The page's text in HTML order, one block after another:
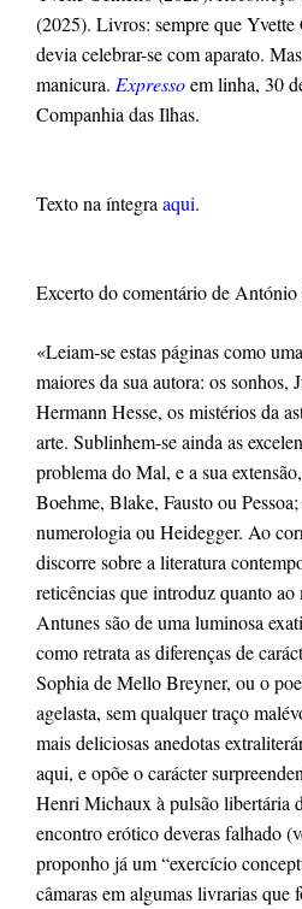
(2025). Livros: sempre que
devia celebrar-se com aparato.
manicura. Expresso em linha, 30
Companhia das Ilhas.
Texto na íntegra aqui.
Excerto do comentário de António
«Leiam-se estas páginas como
maiores da sua autora: os sonhos,
Hermann Hesse, os mistérios da
arte. Sublinhem-se ainda as
problema do Mal, e a sua
Boehme, Blake, Fausto ou
numerologia ou Heidegger. Ao
discorre sobre a literatura
reticências que introduz quanto
Antunes são de uma luminosa
como retrata as diferenças de
Sophia de Mello Breyner, ou o
agelasta, sem qualquer traço
mais deliciosas anedotas
aqui, e opõe o carácter
Henri Michaux à pulsão libertária
encontro erótico deveras falhado
proponho já um “exercício
câmaras em algumas livrarias que